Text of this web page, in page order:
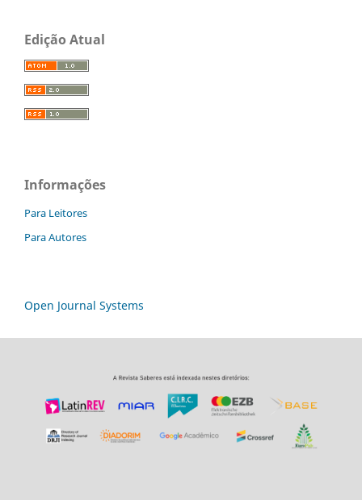
Edição Atual
Informações
Para Leitores
Para Autores
Open Journal Systems